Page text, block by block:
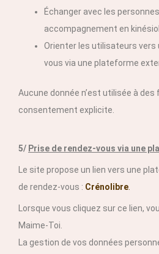
Échanger avec les
accompagnement en
Orienter les utilisateurs vers
vous via une plateforme
Aucune donnée n’est utilisée à
consentement explicite.
5/ Prise de rendez-vous via une
Le site propose un lien vers une
de rendez-vous : Crénolibre
Lorsque vous cliquez sur ce lien,
Maime-Toi.
La gestion de vos données